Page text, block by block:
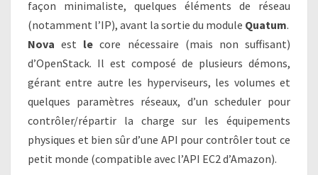
façon minimaliste, quelques éléments de réseau
(notamment l’IP), avant la sortie du module Quatum.
Nova est le core nécessaire (mais non suffisant)
d’OpenStack. Il est composé de plusieurs démons,
gérant entre autre les hyperviseurs, les volumes et
quelques paramètres réseaux, d’un scheduler pour
contrôler/répartir la charge sur les équipements
physiques et bien sûr d’une API pour contrôler tout ce
petit monde (compatible avec l’API EC2 d’Amazon).